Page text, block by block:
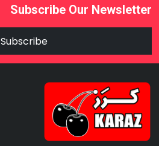
Subscribe Our Newsletter
Subscribe